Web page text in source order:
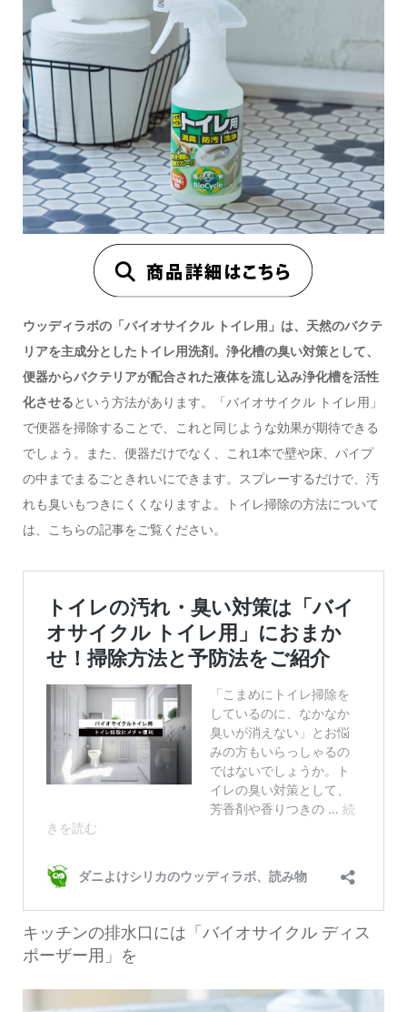
ウッディラボの「バイオサイクル トイレ用」は、天然のバクテ
リアを主成分としたトイレ用洗剤。浄化槽の臭い対策として、
便器からバクテリアが配合された液体を流し込み浄化槽を活性
化させるという方法があります。「バイオサイクル トイレ用」
で便器を掃除することで、これと同じような効果が期待できる
でしょう。また、便器だけでなく、これ1本で壁や床、パイプ
の中までまるごときれいにできます。スプレーするだけで、汚
れも臭いもつきにくくなりますよ。トイレ掃除の方法について
は、こちらの記事をご覧ください。
キッチンの排水口には「バイオサイクル ディス
ポーザー用」を